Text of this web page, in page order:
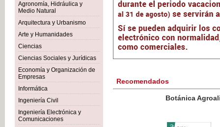
Agronomía, Hidráulica y
Medio Natural
Arquitectura y Urbanismo
Arte y Humanidades
Ciencias
Ciencias Sociales y Jurídicas
Economía y Organización de
Empresas
Informática
Ingeniería Civil
Ingeniería Electrónica y
Comunicaciones
Recomendados
Botánica Agroalimentaria